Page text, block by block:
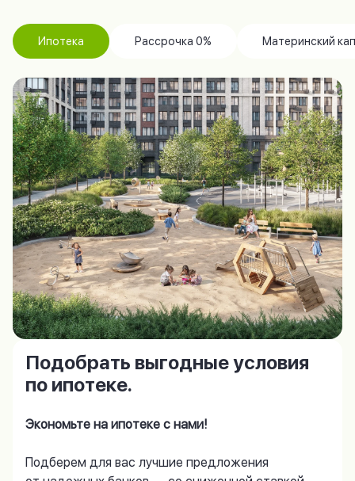
Ипотека Рассрочка 0% Материнский
Подобрать выгодные условия
по ипотеке.
Экономьте на ипотеке с нами!
Подберем для вас лучшие предложения